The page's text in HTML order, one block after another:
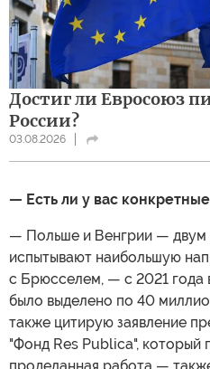
Достиг ли Евросоюз
России?
03.08.2026
— Есть ли у вас
— Польше и Венгрии — двум
испытывают наибольшую
с Брюсселем, — с 2021 года
было выделено по 40
также цитирую заявление
"Фонд Res Publica", который
проделанная работа —